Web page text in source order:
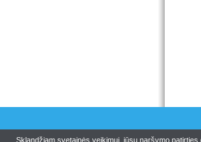
Sklandžiam svetainės veikimui, jūsų naršymo